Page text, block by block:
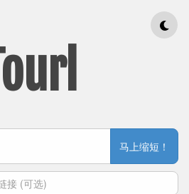
马上缩短！